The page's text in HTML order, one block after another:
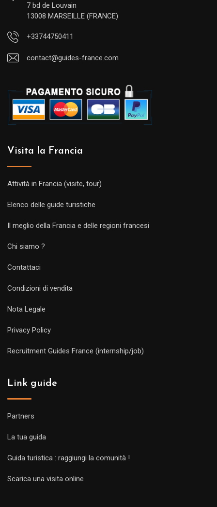
7 bd de Louvain
13008 MARSEILLE (FRANCE)
+33744750411
contact@guides-france.com
Visita la Francia
Attività in Francia (visite, tour)
Elenco delle guide turistiche
Il meglio della Francia e delle regioni francesi
Chi siamo ?
Contattaci
Condizioni di vendita
Nota Legale
Privacy Policy
Recruitment Guides France (internship/job)
Link guide
Partners
La tua guida
Guida turistica : raggiungi la comunità !
Scarica una visita online